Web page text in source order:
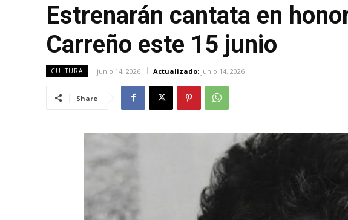
Estrenarán cantata en
Carreño este 15 junio
CULTURA junio 14, 2026 Actualizado: junio 14, 2026
Share